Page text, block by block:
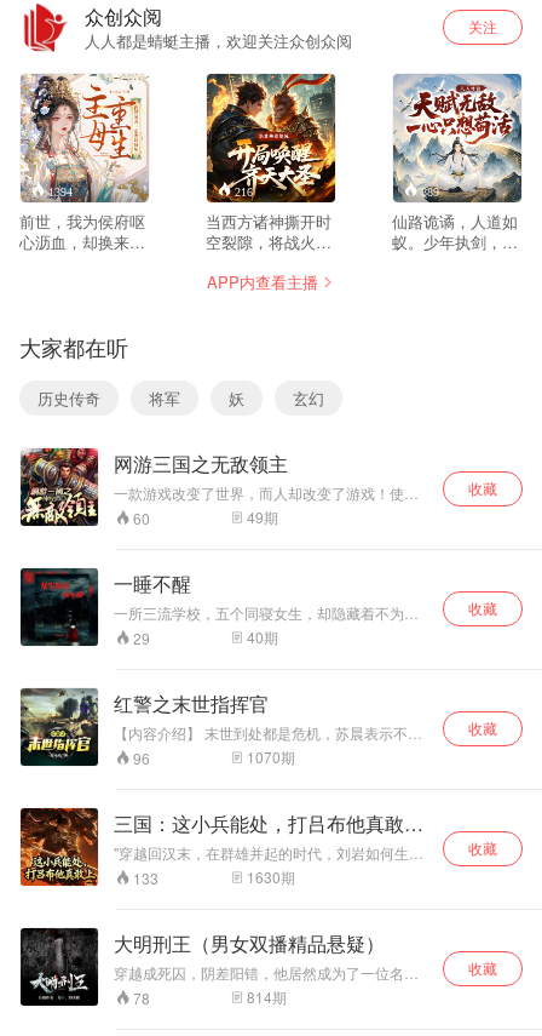
众创众阅
人人都是蜻蜓主播，欢迎关注众创众阅
关注
1394
前世，我为侯府呕
心沥血，却换来夫
要贤惠主母？我送
来家破人亡。你们
要家族荣光？我亲
手将它埋进祖坟。
宠，不宅斗。我要
用你们最在乎的宗
族血脉、风水龙
脉，为我和孩儿陪
葬。当我将最后一
执我之手：“这江
山，缺一位开国皇
后。”
216
当西方诸神撕开时
空裂隙，将战火燃
同胞在神罚下化为
—— 孙悟空金箍棒
捅穿天堂之门：“上
风火轮撞碎自由女
神像：“小爷的混天
绫，擦脚都嫌糙！”
白起挥青铜剑召百
诛！”
889
仙路诡谲，人道如
蚁。少年执剑，誓
斗法余波焚毁百里
村庄…… “仙人不
仁，我便以凡骨开
APP内查看主播
大家都在听
历史传奇 将军 妖 玄幻
网游三国之无敌领主
一款游戏改变了世界，而人却改变了游戏！使得
游戏不仅仅是游戏！竟然演变成争霸天下之战！
有英雄无敌，有热血沸腾！有群雄争霸，有历史
60 49期
收藏
一睡不醒
一所三流学校，五个同寝女生，却隐藏着不为人
知的秘密【付费精品】
29 40期
收藏
红警之末世指挥官
【内容介绍】 末世到处都是危机，苏晨表示不用
担心，有红警系统，就是这么自信。 你说你
有很多武器？抱歉，我这里的武器多的用不完，
刚好我的超级兵种诞生，还没有开荤呢。 苏
晨的目光看向上空：“地球从来不是我的目标，我
的目标是那星 【作者介绍】 星无辰，塔读签约作
者，代表作《末世农场主》 【主播介绍】 夜猫，
出版有声作品《少年风水师》、《玲珑谋》、
96 1070期
收藏
三国：这小兵能处，打吕布他真敢上|
争霸流
"穿越回汉末，在群雄并起的时代，刘岩如何生
存，如何在夹缝中慢慢成为一路诸侯，进而谋取
天下，无数烽烟望九州，试看天下英雄出我辈。
天下，这里有热血江湖不一样的历史，却是一样
的铁血男儿，让三国之小兵传奇带你走进那个战
火纷飞的时代，一起体验成为英雄的路。"
133 1630期
收藏
大明刑王（男女双播精品悬疑）
穿越成死囚，阴差阳错，他居然成为了一位名
捕。【付费精品】
78 814期
收藏